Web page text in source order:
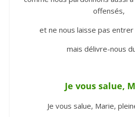
offensés,
et ne nous laisse pas
mais délivre-nous
Je vous salue,
Je vous salue, Marie,